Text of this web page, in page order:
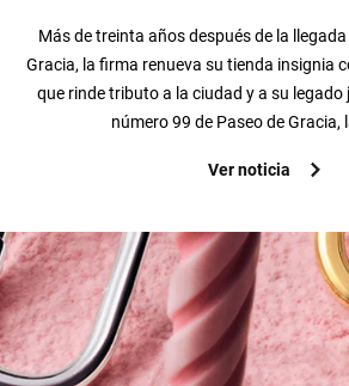
Más de treinta años después de la llegada
Gracia, la firma renueva su tienda insignia
que rinde tributo a la ciudad y a su legado
número 99 de Paseo de Gracia,
Ver noticia